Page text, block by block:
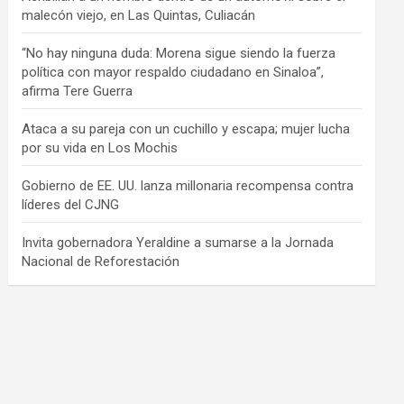
malecón viejo, en Las Quintas, Culiacán
“No hay ninguna duda: Morena sigue siendo la fuerza
política con mayor respaldo ciudadano en Sinaloa”,
afirma Tere Guerra
Ataca a su pareja con un cuchillo y escapa; mujer lucha
por su vida en Los Mochis
Gobierno de EE. UU. lanza millonaria recompensa contra
líderes del CJNG
Invita gobernadora Yeraldine a sumarse a la Jornada
Nacional de Reforestación